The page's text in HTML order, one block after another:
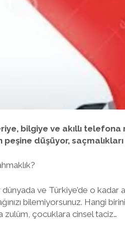
bilgiye ve akıllı
peşine düşüyor,
ve Türkiye’de o kadar
bilemiyorsunuz. Hangi
zulüm, çocuklara cinsel taciz…